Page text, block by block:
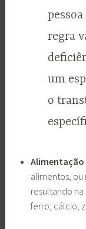
regra
um
o
Alimentação
alimentos,
resultando
ferro, cálcio,